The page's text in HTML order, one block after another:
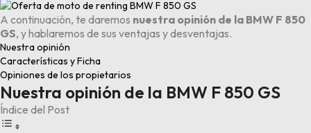
A continuación, te daremos nuestra opinión de la BMW F 850
GS, y hablaremos de sus ventajas y desventajas.
Nuestra opinión
Características y Ficha
Opiniones de los propietarios
Nuestra opinión de la BMW F 850 GS
Índice del Post